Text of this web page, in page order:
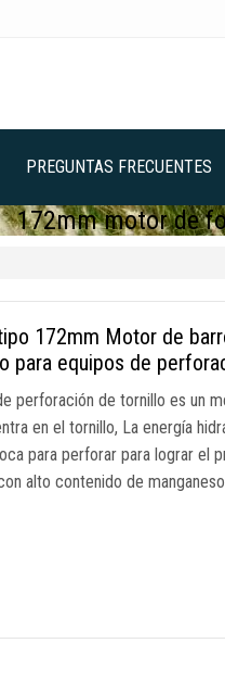
PREGUNTAS FRECUENTES
172mm motor de
172mm Motor de
para equipos de
perforación de tornillo es un
en el tornillo, La energía
para perforar para lograr
alto contenido de